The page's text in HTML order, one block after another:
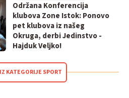
Održana Konferencija
klubova Zone Istok: Ponovo
pet klubova iz našeg
Okruga, derbi Jedinstvo -
Hajduk Veljko!
KATEGORIJE SPORT